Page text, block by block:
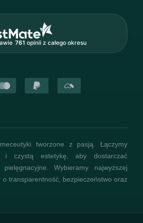
761 opiniiz całego okresu
tworzone z pasją. Łączymy
i czystą estetykę, aby dostarczać
Wybieramy najwyższej
o transparentność, bezpieczeństwo oraz